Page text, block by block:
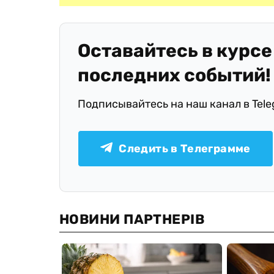
Оставайтесь в курсе
последних событий!
Подписывайтесь на наш канал в
Следить в Телеграмме